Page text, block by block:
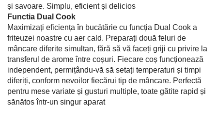
și savoare. Simplu, eficient și delicios
Functia Dual Cook
Maximizați eficiența în bucătărie cu funcția Dual Cook a
friteuzei noastre cu aer cald. Preparați două feluri de
mâncare diferite simultan, fără să vă faceți griji cu privire la
transferul de arome între coșuri. Fiecare coș funcționează
independent, permițându-vă să setați temperaturi și timpi
diferiți, conform nevoilor fiecărui tip de mâncare. Perfectă
pentru mese variate și gusturi multiple, toate gătite rapid și
sănătos într-un singur aparat